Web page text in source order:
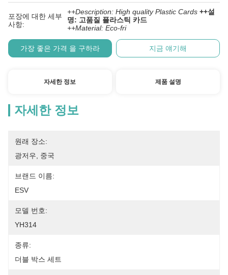
포장에 대한 세부
사항:
++Description: High quality Plastic Cards ++설
명: 고품질 플라스틱 카드
++Material: Eco-fri
가장 좋은 가격 을 구하라 지금 얘기해
자세한 정보 제품 설명
자세한 정보
원래 장소:
광저우, 중국
브랜드 이름:
ESV
모델 번호:
YH314
종류:
더블 박스 세트